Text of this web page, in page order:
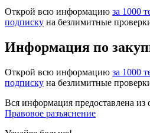
Открой всю информацию за 1000
подписку на безлимитные
Информация по
Открой всю информацию за 1000
подписку на безлимитные
Вся информация предоставлена из
Правовое разъяснение